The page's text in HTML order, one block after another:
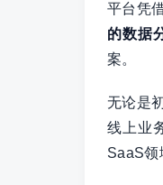
平台凭
的数据
案。
无论是
线上业
SaaS领